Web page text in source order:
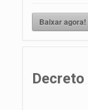
Baixar agora!
Decreto